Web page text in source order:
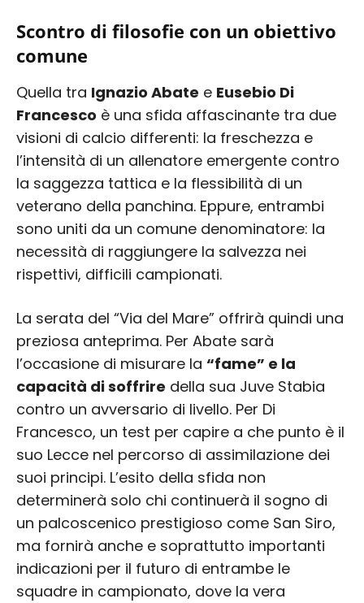
Scontro di filosofie con un obiettivo
comune
Quella tra Ignazio Abate e Eusebio Di
Francesco è una sfida affascinante tra due
visioni di calcio differenti: la freschezza e
l’intensità di un allenatore emergente contro
la saggezza tattica e la flessibilità di un
veterano della panchina. Eppure, entrambi
sono uniti da un comune denominatore: la
necessità di raggiungere la salvezza nei
rispettivi, difficili campionati.
La serata del “Via del Mare” offrirà quindi una
preziosa anteprima. Per Abate sarà
l’occasione di misurare la “fame” e la
capacità di soffrire della sua Juve Stabia
contro un avversario di livello. Per Di
Francesco, un test per capire a che punto è il
suo Lecce nel percorso di assimilazione dei
suoi principi. L’esito della sfida non
determinerà solo chi continuerà il sogno di
un palcoscenico prestigioso come San Siro,
ma fornirà anche e soprattutto importanti
indicazioni per il futuro di entrambe le
squadre in campionato, dove la vera